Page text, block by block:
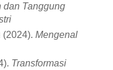
dan Tanggung
(2024). Mengenal
Transformasi